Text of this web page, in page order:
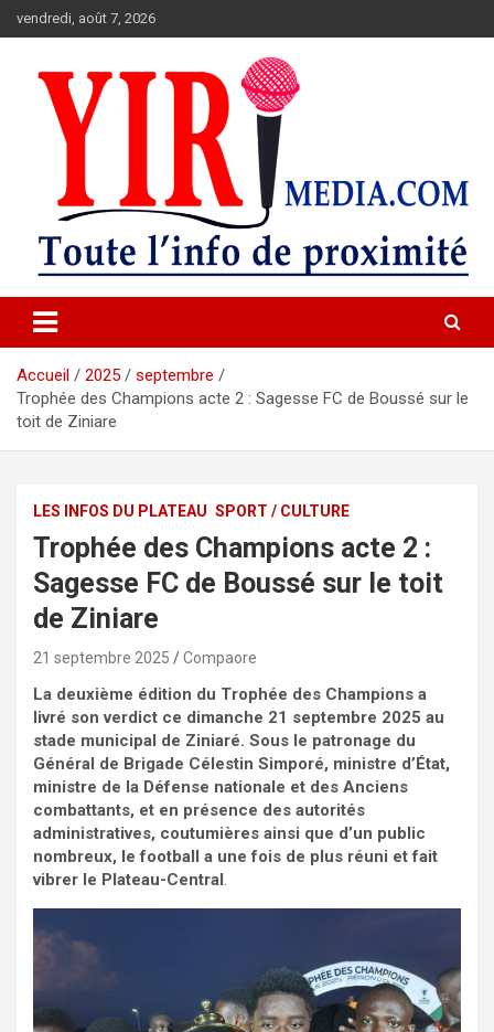
Aller
au
vendredi, août 7, 2026
YIRIMEDIA
Accueil 2025
septembre
Trophée des Champions acte 2 : Sagesse FC de Boussé sur le
toit de Ziniare
LES INFOS DU PLATEAU SPORT / CULTURE
Trophée des Champions acte 2 :
Sagesse FC de Boussé sur le toit
de Ziniare
21 septembre 2025 Compaore
La deuxième édition du Trophée des Champions a
livré son verdict ce dimanche 21 septembre 2025 au
stade municipal de Ziniaré. Sous le patronage du
Général de Brigade Célestin Simporé, ministre d’État,
ministre de la Défense nationale et des Anciens
combattants, et en présence des autorités
administratives, coutumières ainsi que d’un public
nombreux, le football a une fois de plus réuni et fait
vibrer le Plateau-Central.